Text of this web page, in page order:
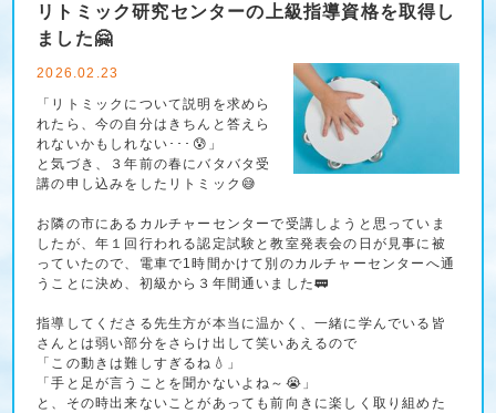
リトミック研究センターの上級指導資格を取得し
ました🤗
2026.02.23
「リトミックについて説明を求めら
れたら、今の自分はきちんと答えら
れないかもしれない･･･😰」
と気づき、３年前の春にバタバタ受
講の申し込みをしたリトミック😅
お隣の市にあるカルチャーセンターで受講しようと思っていま
したが、年１回行われる認定試験と教室発表会の日が見事に被
っていたので、電車で1時間かけて別のカルチャーセンターへ通
うことに決め、初級から３年間通いました🚃
指導してくださる先生方が本当に温かく、一緒に学んでいる皆
さんとは弱い部分をさらけ出して笑いあえるので
「この動きは難しすぎるね💧」
「手と足が言うことを聞かないよね～😭」
と、その時出来ないことがあっても前向きに楽しく取り組めた